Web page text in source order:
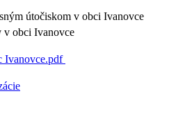
útočiskom v obci Ivanovce
Ivanovce.pdf